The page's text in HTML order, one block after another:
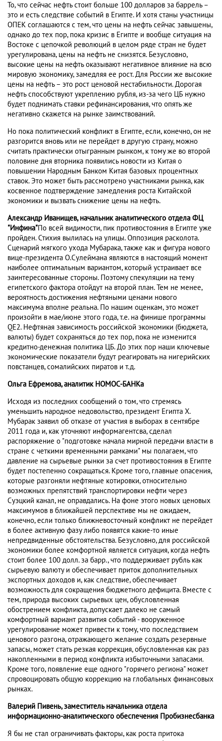
То, что сейчас нефть стоит больше 100 долларов за баррель –
это и есть следствие событий в Египте. И хотя станы участницы
ОПЕК соглашаются с тем, что цены на нефть сейчас завышены,
однако до тех пор, пока кризис в Египте и вообще ситуация на
Востоке с цепочкой революций в целом ряде стран не будет
урегулирована, цены на нефть не снизятся. Безусловно,
высокие цены на нефть оказывают негативное влияние на всю
мировую экономику, замедляя ее рост. Для России же высокие
цены на нефть – это рост ценовой нестабильности. Дорогая
нефть способствуют укреплению рубля, из-за чего ЦБ нужно
будет поднимать ставки рефинансирования, что опять же
негативно скажется на рынке заимствований.
Но пока политический конфликт в Египте, если, конечно, он не
разгорится вновь или не перейдет в другую страну, можно
считать практически отыгранным рынком, к тому же во второй
половине дня вторника появились новости из Китая о
повышении Народным Банком Китая базовых процентных
ставок. Это может быть рассмотрено участниками рынка, как
косвенное подтверждение замедления роста Китайской
экономики и вызвать снижение цены на нефть.
Александр Иванищев, начальник аналитического отдела ФЦ
"Инфина"По всей видимости, пик противостояния в Египте уже
пройден. Стихия вылилась на улицы. Оппозиция расколота.
Сценарий мягкого ухода Мубарака, также как и фигура нового
вице-президента О.Сулеймана являются в настоящий момент
наиболее оптимальным вариантом, который устраивает все
заинтересованные стороны. Поэтому спекуляции на тему
египетского фактора отойдут на второй план. Тем не менее,
вероятность достижения нефтяными ценами нового
максимума вполне реальна. По нашим оценкам, это может
произойти в мае/июне этого года, т.е. на финише программы
QE2. Нефтяная зависимость российской экономики (бюджета,
валюты) будет сохраняться до тех пор, пока не изменится
кредитно-денежная политика ЦБ. До этих пор наши ключевые
экономические показатели будут реагировать на нигерийских
повстанцев, сомалийских пиратов и т.д.
Ольга Ефремова, аналитик НОМОС-БАНКа
Исходя из последних сообщений о том, что стремясь
уменьшить народное недовольство, президент Египта Х.
Мубарак заявил об отказе от участия в выборах в сентябре
2011 года и, как уточняют информагентсва, сделал
распоряжение о "подготовке начала мирной передачи власти в
стране с четкими временными рамками" мы полагаем, что
давление на сырьевые рынки за счет противостояния в Египте
будет постепенно сокращаться. Кроме того, главные опасения,
которые разгоняли нефтяные котировки, относительно
возможных препятствий транспортировки нефти через
Суэцкий канал, не оправдались. На фоне этого новых ценовых
максимумов в ближайшей перспективе мы не ожидаем,
конечно, если только ближневосточный конфликт не перейдет
в более активную фазу либо появятся какие-то иные
непредвиденные обстоятельства. Безусловно, для российской
экономики более комфортной является ситуация, когда нефть
стоит более 100 долл. за барр., что поддерживает рубль как
сырьевую валюту и обеспечивает приток дополнительных
экспортных доходов и, как следствие, обеспечивает
возможность для сокращения бюджетного дефицита. Вместе с
тем, природа высоких сырьевых цен, обусловленная
обострением конфликта, допускает далеко не самый
комфортный вариант развития событий - вооруженное
урегулирование может привести к тому, что последствием
ценового разгона, отражающего желание создать резервные
запасы, может стать резкая коррекция, обусловленная как раз
накопленными в период конфликта избыточными запасами.
Кроме того, появление еще одного "горячего региона" может
спровоцировать общую коррекцию на глобальных финансовых
рынках.
Валерий Пивень, заместитель начальника отдела
информационно-аналитического обеспечения Пробизнесбанка
Я бы не стал ограничивать факторы, как роста притока